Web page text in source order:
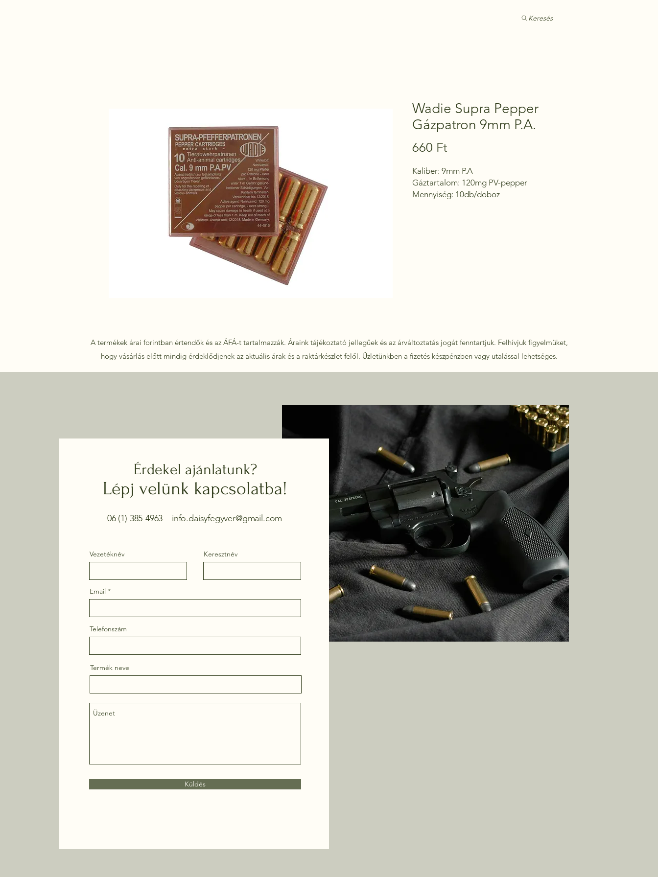
Keresés
Wadie Supra Pepper
Gázpatron 9mm P.A.
660 Ft
Kaliber: 9mm P.A
Gáztartalom: 120mg PV-pepper
Mennyiség: 10db/doboz
A termékek árai forintban értendők és az ÁFÁ-t tartalmazzák. Áraink tájékoztató jellegűek és az árváltoztatás jogát fenntartjuk. Felhívjuk figyelmüket,
hogy vásárlás előtt mindig érdeklődjenek az aktuális árak és a raktárkészlet felől. Üzletünkben a fizetés készpénzben vagy utalással lehetséges.
Érdekel ajánlatunk?
Lépj velünk kapcsolatba!
06 (1) 385-4963 info.daisyfegyver@gmail.com
Vezetéknév Keresztnév
Email
Telefonszám
Termék neve
Küldés